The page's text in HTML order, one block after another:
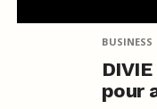
BUSINESS
pour